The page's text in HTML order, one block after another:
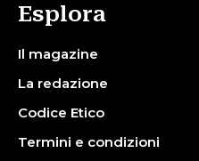
Esplora
Il magazine
La redazione
Codice Etico
Termini e condizioni